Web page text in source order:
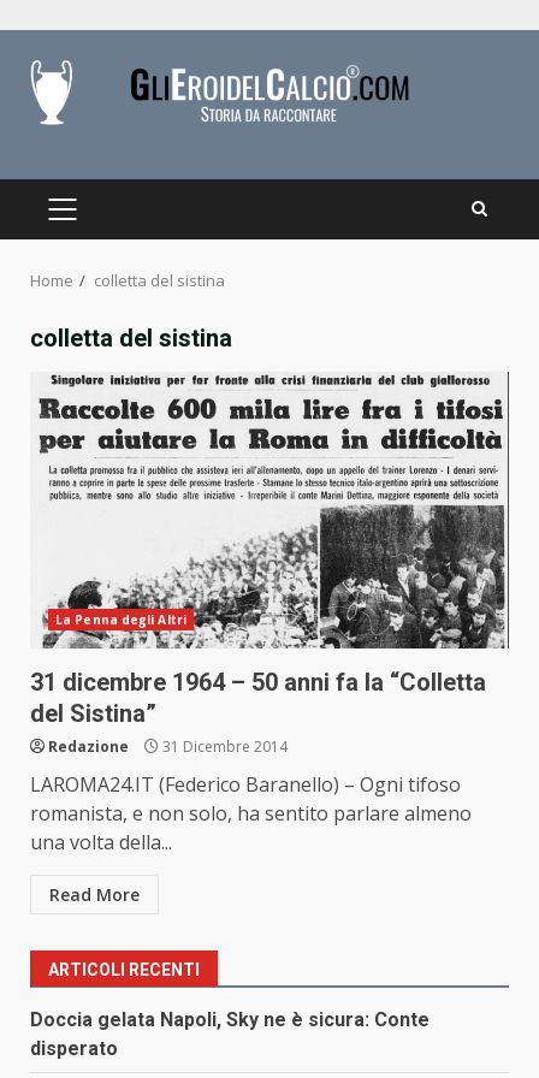
content
PRIMARY
Home colletta del sistina
colletta del sistina
La Penna degli Altri
31 dicembre 1964 – 50 anni fa la “Colletta
del Sistina”
Redazione 31 Dicembre 2014
LAROMA24.IT (Federico Baranello) – Ogni tifoso
romanista, e non solo, ha sentito parlare almeno
una volta della...
Read More
ARTICOLI RECENTI
Doccia gelata Napoli, Sky ne è sicura: Conte
disperato